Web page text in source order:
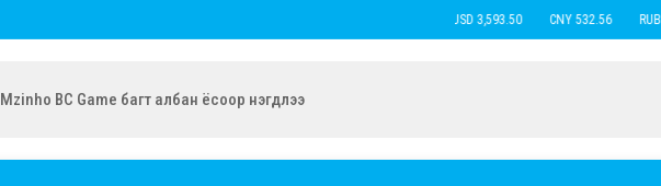
USD 3,593.50 CNY 532.56 RUB
УИХ-ын гишүүн Ч.Ундрамын экс нөхөр Б.Наранцацралт найзтай нь ханилан, бүл нэмжээ